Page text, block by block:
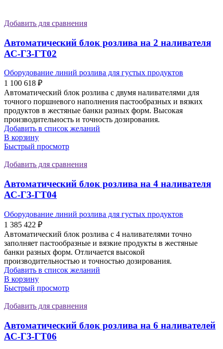
Добавить для сравнения
Автоматический блок розлива на 2 наливателя
АС-ГЗ-ГТ02
Оборудование линий розлива для густых продуктов
1 100 618 ₽
Автоматический блок розлива с двумя наливателями для
точного поршневого наполнения пастообразных и вязких
продуктов в жестяные банки разных форм. Высокая
производительность и точность дозирования.
Добавить в список желаний
В корзину
Быстрый просмотр
Добавить для сравнения
Автоматический блок розлива на 4 наливателя
АС-ГЗ-ГТ04
Оборудование линий розлива для густых продуктов
1 385 422 ₽
Автоматический блок розлива с 4 наливателями точно
заполняет пастообразные и вязкие продукты в жестяные
банки разных форм. Отличается высокой
производительностью и точностью дозирования.
Добавить в список желаний
В корзину
Быстрый просмотр
Добавить для сравнения
Автоматический блок розлива на 6 наливателей
АС-ГЗ-ГТ06